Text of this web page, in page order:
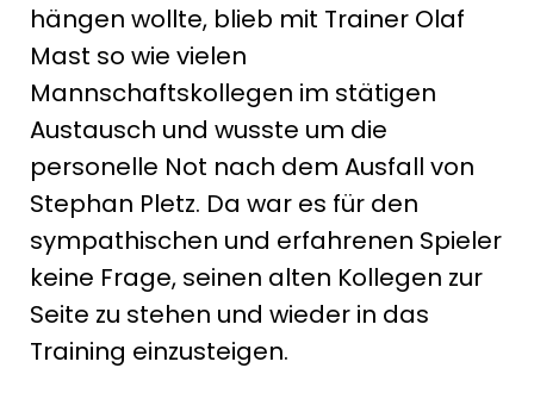
hängen wollte, blieb mit Trainer Olaf
Mast so wie vielen
Mannschaftskollegen im stätigen
Austausch und wusste um die
personelle Not nach dem Ausfall von
Stephan Pletz. Da war es für den
sympathischen und erfahrenen Spieler
keine Frage, seinen alten Kollegen zur
Seite zu stehen und wieder in das
Training einzusteigen.